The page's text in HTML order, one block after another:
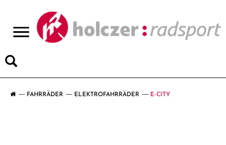
FAHRRÄDER ELEKTROFAHRRÄDER E-CITY